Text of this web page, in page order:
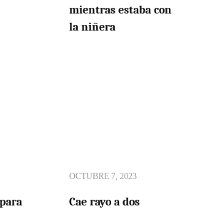
mientras estaba con
la niñera
OCTUBRE 7, 2023
Cae rayo a dos